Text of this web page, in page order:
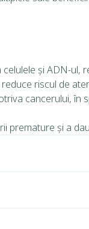
și ADN-ul,
riscul de
cancerului, în
premature și a